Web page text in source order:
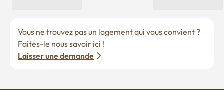
Vous ne trouvez pas un logement qui vous convient ?
Faites-le nous savoir ici !
Laisser une demande